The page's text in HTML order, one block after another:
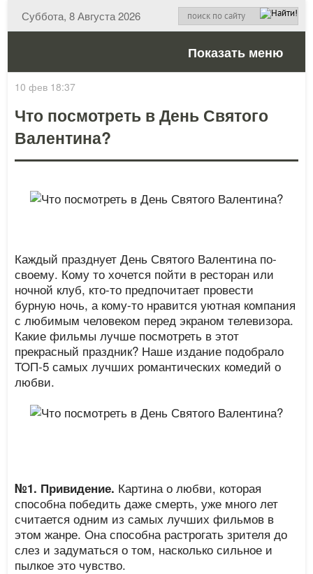
Суббота, 8 Августа 2026
Показать меню
10 фев 18:37
Что посмотреть в День Святого
Валентина?
Каждый празднует День Святого Валентина по-
своему. Кому то хочется пойти в ресторан или
ночной клуб, кто-то предпочитает провести
бурную ночь, а кому-то нравится уютная компания
с любимым человеком перед экраном телевизора.
Какие фильмы лучше посмотреть в этот
прекрасный праздник? Наше издание подобрало
ТОП-5 самых лучших романтических комедий о
любви.
№1. Привидение. Картина о любви, которая
способна победить даже смерть, уже много лет
считается одним из самых лучших фильмов в
этом жанре. Она способна растрогать зрителя до
слез и задуматься о том, насколько сильное и
пылкое это чувство.